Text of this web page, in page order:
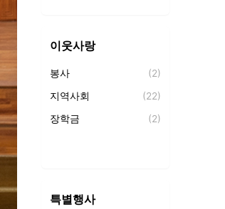
세례식
덕신고등학교
이웃사랑
봉사 (2)
지역사회 (22)
장학금 (2)
특별행사